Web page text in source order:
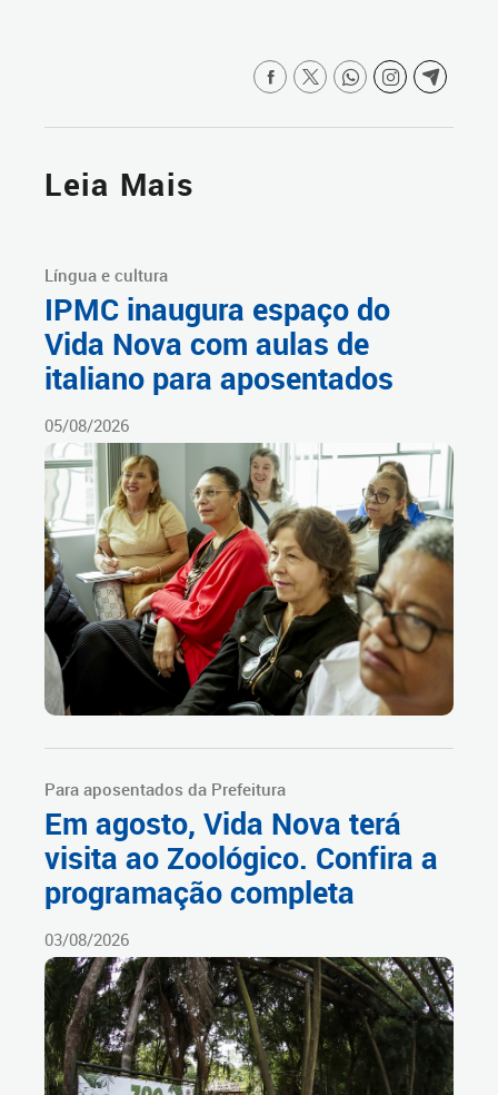
Leia Mais
Língua e cultura
IPMC inaugura espaço do
Vida Nova com aulas de
italiano para aposentados
05/08/2026
Para aposentados da Prefeitura
Em agosto, Vida Nova terá
visita ao Zoológico. Confira a
programação completa
03/08/2026